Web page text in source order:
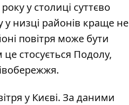
у столиці суттєво
низці районів краще не
повітря може бути
стосується Подолу,
у Києві. За даними